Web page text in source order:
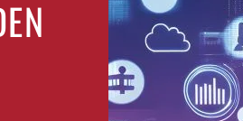
Bonaduz
Bonstetten
Bottighofen
Bremgarten